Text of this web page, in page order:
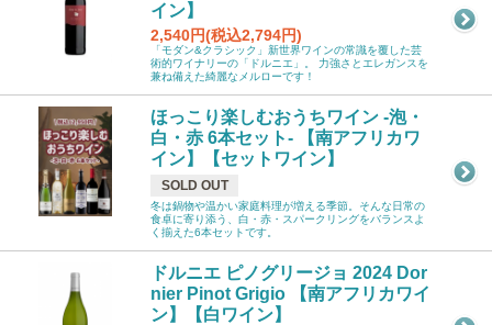
イン】
2,540円(税込2,794円)
「モダン&クラシック」新世界ワインの常識を覆した芸
術的ワイナリーの「ドルニエ」。 力強さとエレガンスを
兼ね備えた綺麗なメルローです！
ほっこり楽しむおうちワイン -泡・
白・赤 6本セット- 【南アフリカワ
イン】【セットワイン】
SOLD OUT
冬は鍋物や温かい家庭料理が増える季節。そんな日常の
食卓に寄り添う、白・赤・スパークリングをバランスよ
く揃えた6本セットです。
ドルニエ ピノグリージョ 2024 Dor
nier Pinot Grigio 【南アフリカワイ
ン】【白ワイン】